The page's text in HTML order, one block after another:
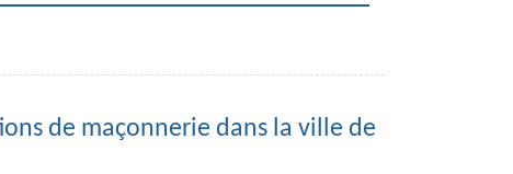
de maçonnerie dans la ville de